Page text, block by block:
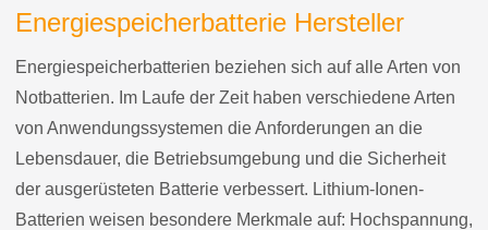
Energiespeicherbatterie Hersteller
Energiespeicherbatterien beziehen sich auf alle Arten von
Notbatterien. Im Laufe der Zeit haben verschiedene Arten
von Anwendungssystemen die Anforderungen an die
Lebensdauer, die Betriebsumgebung und die Sicherheit
der ausgerüsteten Batterie verbessert. Lithium-Ionen-
Batterien weisen besondere Merkmale auf: Hochspannung,